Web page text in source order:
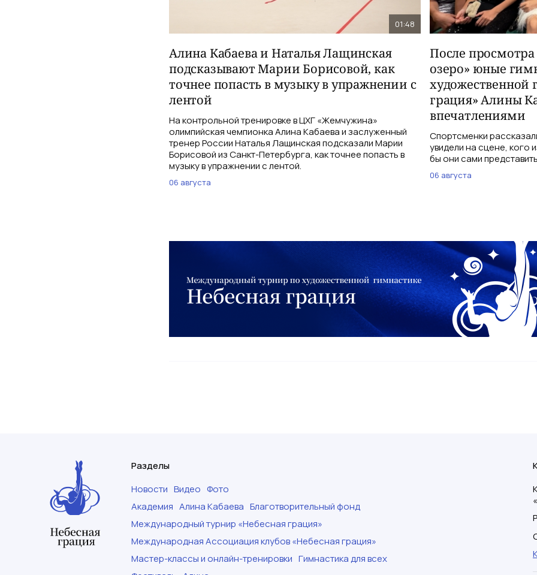
01:48
Алина Кабаева и Наталья Лащинская
подсказывают Марии Борисовой, как
точнее попасть в музыку в упражнении с
лентой
На контрольной тренировке в ЦХГ «Жемчужина»
олимпийская чемпионка Алина Кабаева и заслуженный
тренер России Наталья Лащинская подсказали Марии
Борисовой из Санкт-Петербурга, как точнее попасть в
музыку в упражнении с лентой.
06 августа
После просмотра
озеро» юные
художественной
грация» Алины
впечатлениями
Спортсменки
увидели на сцене, кого
бы они сами
06 августа
Разделы
Новости Видео Фото
Академия Алина Кабаева Благотворительный фонд
Международный турнир «Небесная грация»
Международная Ассоциация клубов «Небесная грация»
Мастер-классы и онлайн-тренировки Гимнастика для всех